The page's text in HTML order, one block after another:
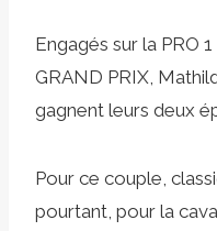
Engagés sur la PRO
GRAND PRIX,
gagnent leurs deux
Pour ce couple,
pourtant, pour la